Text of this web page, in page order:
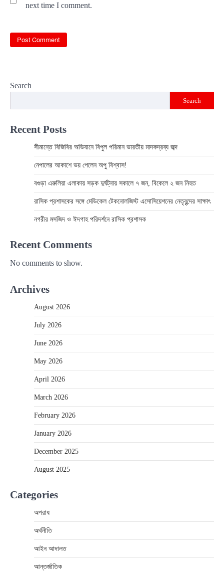
next time I comment.
Search
Search
Recent Posts
সীমান্তে বিজিবির অভিযানে বিপুল পরিমান ভারতীয় মাদকদ্রব্য জব্দ
নেপালের আকাশে ভয় পেলেন অপু বিশ্বাস!
বগুড়া এরুলিয়া এলাকায় সড়ক দুর্ঘট্নায় সকালে ৭ জন, বিকেলে ২ জন নিহত
রাসিক প্রশাসকের সঙ্গে মেডিকেল টেকনোলজিস্ট এসোসিয়েশনের নেতৃবৃন্দের সাক্ষাৎ
নগরীর মসজিদ ও ঈদগাহ পরিদর্শনে রাসিক প্রশাসক
Recent Comments
No comments to show.
Archives
August 2026
July 2026
June 2026
May 2026
April 2026
March 2026
February 2026
January 2026
December 2025
August 2025
Categories
অপরাধ
অর্থনীতি
আইন আদালত
আন্তর্জাতিক